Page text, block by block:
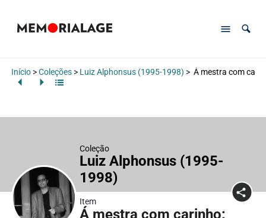
Início>Coleções> Luiz Alphonsus (1995-1998) > Á mestra com
Coleção
Luiz Alphonsus (1995-
1998)
Item
Á mestra com carinho: